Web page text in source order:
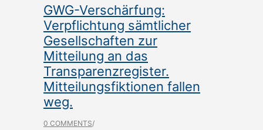
GWG-Verschärfung:
Verpflichtung sämtlicher
Gesellschaften zur
Mitteilung an das
Transparenzregister.
Mitteilungsfiktionen fallen
weg.
0 COMMENTS/